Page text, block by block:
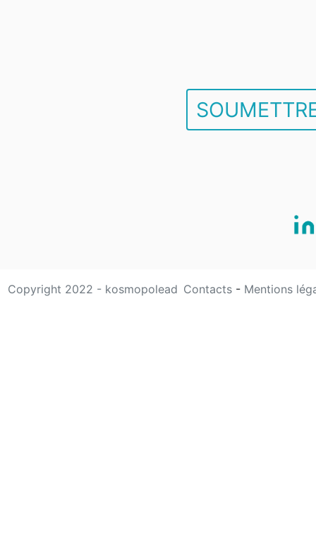
Copyright 2022 - kosmopolead Contacts - Mentions